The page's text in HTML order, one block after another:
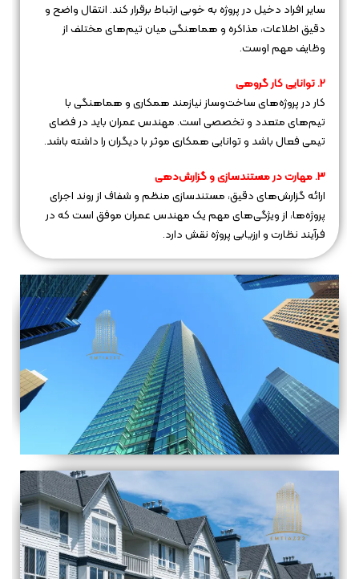
سایر افراد دخیل در پروژه به خوبی ارتباط برقرار کند. انتقال واضح و
دقیق اطلاعات، مذاکره و هماهنگی میان تیم‌های مختلف از
وظایف مهم اوست.
2. توانایی کار گروهی
کار در پروژه‌های ساخت‌وساز نیازمند همکاری و هماهنگی با
تیم‌های متعدد و تخصصی است. مهندس عمران باید در فضای
تیمی فعال باشد و توانایی همکاری موثر با دیگران را داشته باشد.
3. مهارت در مستندسازی و گزارش‌دهی
ارائه گزارش‌های دقیق، مستندسازی منظم و شفاف از روند اجرای
پروژه‌ها، از ویژگی‌های مهم یک مهندس عمران موفق است که در
فرآیند نظارت و ارزیابی پروژه نقش دارد.